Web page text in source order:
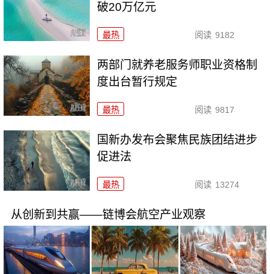
破20万亿元
最热 阅读 9182
两部门就养老服务师职业资格制
度出台暂行规定
最热 阅读 9817
国新办发布会聚焦民族团结进步
促进法
最热 阅读 13274
从创新到共赢——链博会航空产业观察